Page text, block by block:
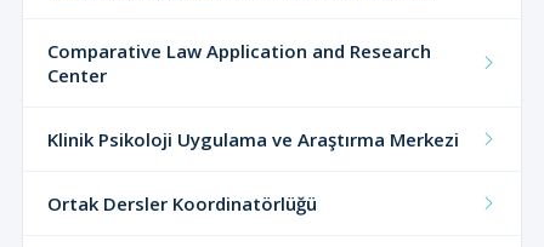
Comparative Law Application and Research
Center
Klinik Psikoloji Uygulama ve Araştırma Merkezi
Ortak Dersler Koordinatörlüğü